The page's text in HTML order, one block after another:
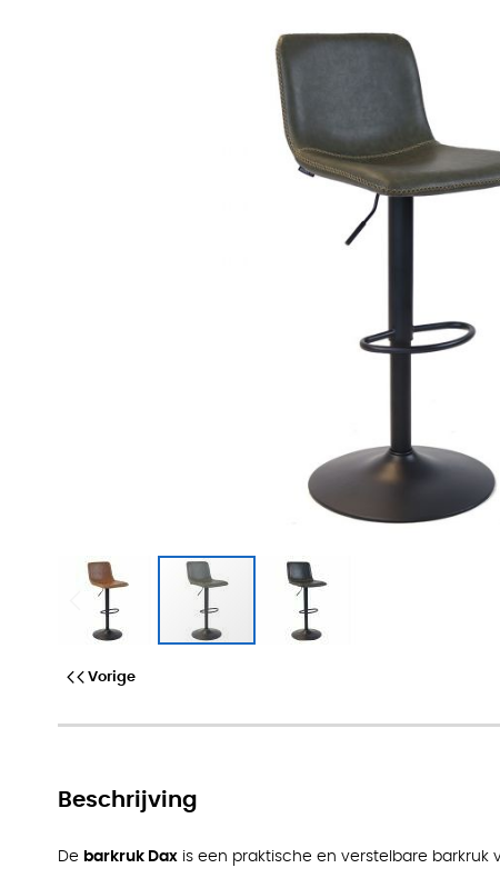
Vorige
Beschrijving
De barkruk Dax is een praktische en verstelbare barkruk